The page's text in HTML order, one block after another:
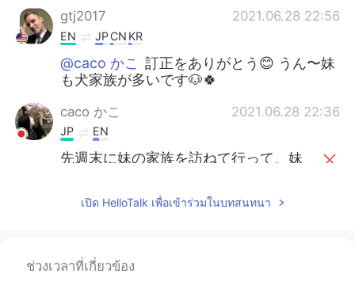
gtj2017 2021.06.28 22:56
EN JPCN KR
@caco かこ
訂正をありがとう😊 うん〜妹
も犬家族が多いです🐶🍀
caco かこ 2021.06.28 22:36
JP EN
先週末に妹の家族を訪ねて行って、妹
先週末に妹の家族を訪ねて行って、妹
はよく私の横に来た
เปิด HelloTalk เพื่อเข้าร่วมในบทสนทนา
ช่วงเวลาที่เกี่ยวข้อง